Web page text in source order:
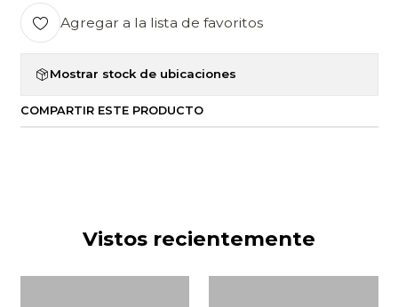
Agregar a la lista de favoritos
Mostrar stock de ubicaciones
COMPARTIR ESTE PRODUCTO
Vistos recientemente